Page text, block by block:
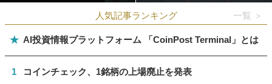
人気記事ランキング 一覧 ＞
★ AI投資情報プラットフォーム 「CoinPost Terminal」とは
1 コインチェック、1銘柄の上場廃止を発表